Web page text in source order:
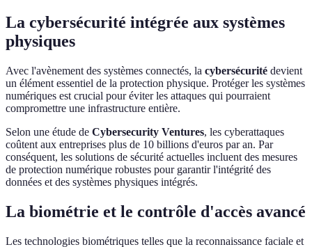
La cybersécurité intégrée aux systèmes
physiques
Avec l'avènement des systèmes connectés, la cybersécurité devient
un élément essentiel de la protection physique. Protéger les systèmes
numériques est crucial pour éviter les attaques qui pourraient
compromettre une infrastructure entière.
Selon une étude de Cybersecurity Ventures, les cyberattaques
coûtent aux entreprises plus de 10 billions d'euros par an. Par
conséquent, les solutions de sécurité actuelles incluent des mesures
de protection numérique robustes pour garantir l'intégrité des
données et des systèmes physiques intégrés.
La biométrie et le contrôle d'accès avancé
Les technologies biométriques telles que la reconnaissance faciale et